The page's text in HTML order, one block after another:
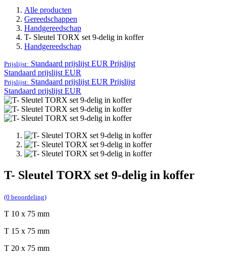
Alle producten
Gereedschappen
Handgereedschap
T- Sleutel TORX set 9-delig in koffer
Handgereedschap
Prijslijst: Standaard prijslijst EUR Prijslijst
Standaard prijslijst EUR
Prijslijst: Standaard prijslijst EUR Prijslijst
Standaard prijslijst EUR
T- Sleutel TORX set 9-delig in koffer
(0 beoordeling)
T 10 x 75 mm
T 15 x 75 mm
T 20 x 75 mm